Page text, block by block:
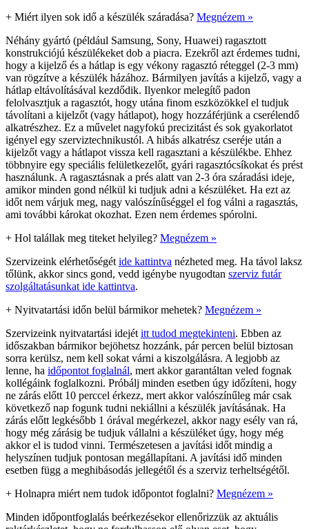
+ Miért ilyen sok idő a készülék száradása? Megnézem »
Néhány gyártó (például Samsung, Sony, Huawei) ragasztott
konstrukciójú készülékeket dob a piacra. Ezekről azt érdemes tudni,
hogy a kijelző és a hátlap is egy vékony ragasztó réteggel (2-3 mm)
van rögzítve a készülék házához. Bármilyen javítás a kijelző, vagy a
hátlap eltávolításával kezdődik. Ilyenkor melegítő padon
felolvasztjuk a ragasztót, hogy utána finom eszközökkel el tudjuk
távolítani a kijelzőt (vagy hátlapot), hogy hozzáférjünk a cserélendő
alkatrészhez. Ez a művelet nagyfokú precizitást és sok gyakorlatot
igényel egy szerviztechnikustól. A hibás alkatrész cseréje után a
kijelzőt vagy a hátlapot vissza kell ragasztani a készülékbe. Ehhez
többnyire egy speciális felületkezelőt, gyári ragasztócsíkokat és prést
használunk. A ragasztásnak a prés alatt van 2-3 óra száradási ideje,
amikor minden gond nélkül ki tudjuk adni a készüléket. Ha ezt az
időt nem várjuk meg, nagy valószínűséggel el fog válni a ragasztás,
ami további károkat okozhat. Ezen nem érdemes spórolni.
+ Hol talállak meg titeket helyileg? Megnézem »
Szervizeink elérhetőségét ide kattintva nézheted meg. Ha távol laksz
tőlünk, akkor sincs gond, vedd igénybe nyugodtan szerviz futár
szolgáltatásunkat ide kattintva.
+ Nyitvatartási időn belül bármikor mehetek? Megnézem »
Szervizeink nyitvatartási idejét itt tudod megtekinteni. Ebben az
időszakban bármikor bejöhetsz hozzánk, pár percen belül biztosan
sorra kerülsz, nem kell sokat várni a kiszolgálásra. A legjobb az
lenne, ha időpontot foglalnál, mert akkor garantáltan veled fognak
kollégáink foglalkozni. Próbálj minden esetben úgy időzíteni, hogy
ne zárás előtt 10 perccel érkezz, mert akkor valószínűleg már csak
következő nap fogunk tudni nekiállni a készülék javításának. Ha
zárás előtt legkésőbb 1 órával megérkezel, akkor nagy esély van rá,
hogy még zárásig be tudjuk vállalni a készüléket úgy, hogy még
akkor el is tudod vinni. Természetesen a javítási időt mindig a
helyszínen tudjuk pontosan megállapítani. A javítási idő minden
esetben függ a meghibásodás jellegétől és a szerviz terheltségétől.
+ Holnapra miért nem tudok időpontot foglalni? Megnézem »
Minden időpontfoglalás beérkezésekor ellenőrizzük az aktuális